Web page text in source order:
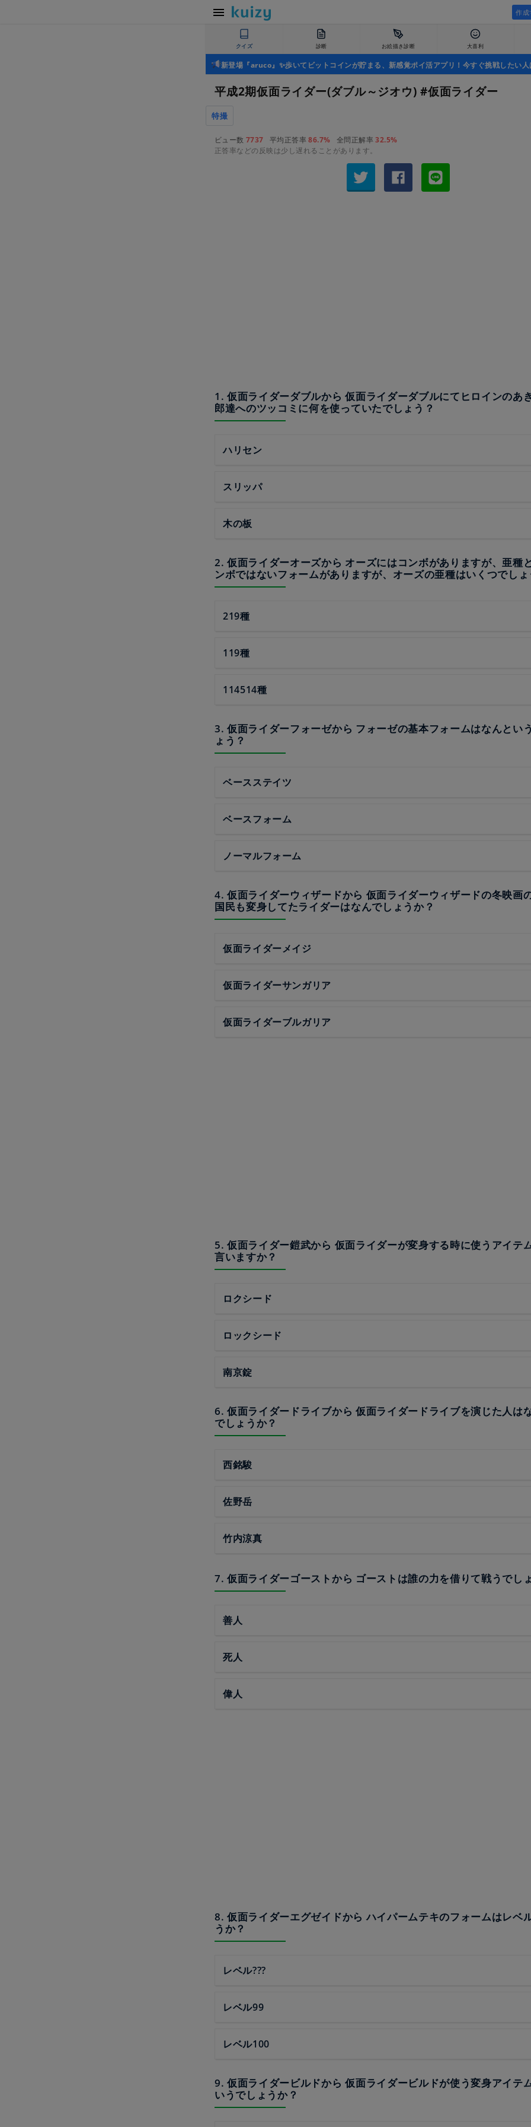
作成
クイズ 診断 お絵描き診断 大喜利
新登場『aruco』✨歩いてビットコインが貯まる、新感覚ポイ活アプリ！今すぐ挑戦したい人
平成2期仮面ライダー(ダブル～ジオウ) #仮面ライダー
特撮
ビュー数 7737 平均正答率86.7% 全問正解率32.5%
正答率などの反映は少し遅れることがあります。
1. 仮面ライダーダブルから 仮面ライダーダブルにてヒロインのあ
郎達へのツッコミに何を使っていたでしょう？
ハリセン
スリッパ
木の板
2. 仮面ライダーオーズから オーズにはコンボがありますが、亜種
ンボではないフォームがありますが、オーズの亜種はいくつでしょ
219種
119種
114514種
3. 仮面ライダーフォーゼから フォーゼの基本フォームはなんとい
ょう？
ベースステイツ
ベースフォーム
ノーマルフォーム
4. 仮面ライダーウィザードから 仮面ライダーウィザードの冬映画
国民も変身してたライダーはなんでしょうか？
仮面ライダーメイジ
仮面ライダーサンガリア
仮面ライダーブルガリア
5. 仮面ライダー鎧武から 仮面ライダーが変身する時に使うアイテ
言いますか？
ロクシード
ロックシード
南京錠
6. 仮面ライダードライブから 仮面ライダードライブを演じた人は
でしょうか？
西銘駿
佐野岳
竹内涼真
7. 仮面ライダーゴーストから ゴーストは誰の力を借りて戦うでし
善人
死人
偉人
8. 仮面ライダーエグゼイドから ハイパームテキのフォームはレベ
うか？
レベル???
レベル99
レベル100
9. 仮面ライダービルドから 仮面ライダービルドが使う変身アイテ
いうでしょうか？